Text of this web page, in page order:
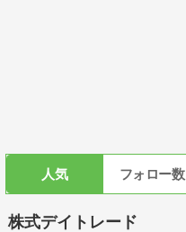
人気 フォロー数
株式デイトレード